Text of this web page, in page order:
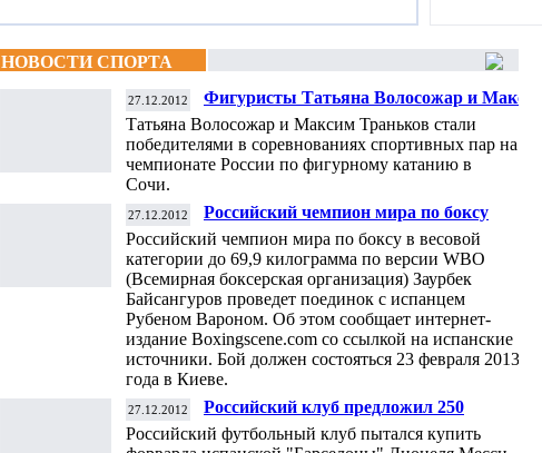
НОВОСТИ СПОРТА
27.12.2012
Фигуристы Татьяна Волосожар и Максим
Траньков стали победителями ЧР
Татьяна Волосожар и Максим Траньков стали
победителями в соревнованиях спортивных пар на
чемпионате России по фигурному катанию в
Сочи.
27.12.2012
Российский чемпион мира по боксу
проведет бой с испанцем
Российский чемпион мира по боксу в весовой
категории до 69,9 килограмма по версии WBO
(Всемирная боксерская организация) Заурбек
Байсангуров проведет поединок с испанцем
Рубеном Вароном. Об этом сообщает интернет-
издание Boxingscene.com со ссылкой на испанские
источники. Бой должен состояться 23 февраля 2013
года в Киеве.
27.12.2012
Российский клуб предложил 250
миллионов евро за Месси
Российский футбольный клуб пытался купить